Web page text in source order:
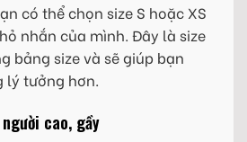
có thể chọn size S hoặc XS
nhắn của mình. Đây là size
bảng size và sẽ giúp bạn
lý tưởng hơn.
cao, gầy